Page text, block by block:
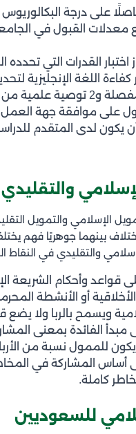
على درجة
القبول في
القدرات التي
كفاءة اللغة الإنجليزية
سبق ودرسوا لهم.
على موافقة جهة العمل
يكون لدى المتقدم
والتقليدي
الإسلامي والتمويل
بينهما جوهريًا فهم
والتقليدي في النقاط
قواعد وأحكام الشريعة
أو الأنشطة
ويسمح بالربا ولا يضع
الفائدة بمعنى
للممول نسبة من
أساس المشاركة في
كاملة.
للسعوديين